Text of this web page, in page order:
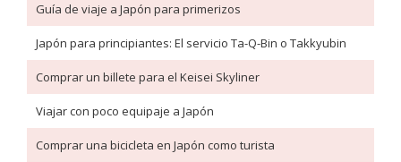
Guía de viaje a Japón para primerizos
Japón para principiantes: El servicio Ta-Q-Bin o Takkyubin
Comprar un billete para el Keisei Skyliner
Viajar con poco equipaje a Japón
Comprar una bicicleta en Japón como turista